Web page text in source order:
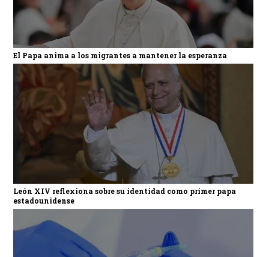
El Papa anima a los migrantes a mantener la esperanza
León XIV reflexiona sobre su identidad como primer papa
estadounidense